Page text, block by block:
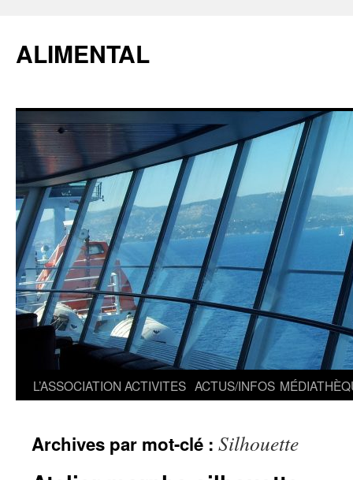
ALIMENTAL
L’ASSOCIATION ACTIVITES ACTUS/INFOS
Archives par mot-clé : Silhouette